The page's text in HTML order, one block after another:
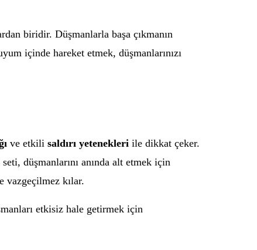
biridir. Düşmanlarla başa çıkmanın
içinde hareket etmek, düşmanlarınızı
ve etkili saldırı yetenekleri ile dikkat çeker.
düşmanlarını anında alt etmek için
vazgeçilmez kılar.
etkisiz hale getirmek için